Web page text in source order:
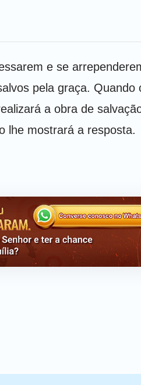
e se
pela graça. Quando
a obra de
lhe mostrará a resposta.